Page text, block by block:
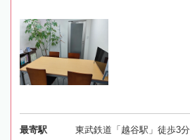
最寄駅 東武鉄道「越谷駅」徒歩3分